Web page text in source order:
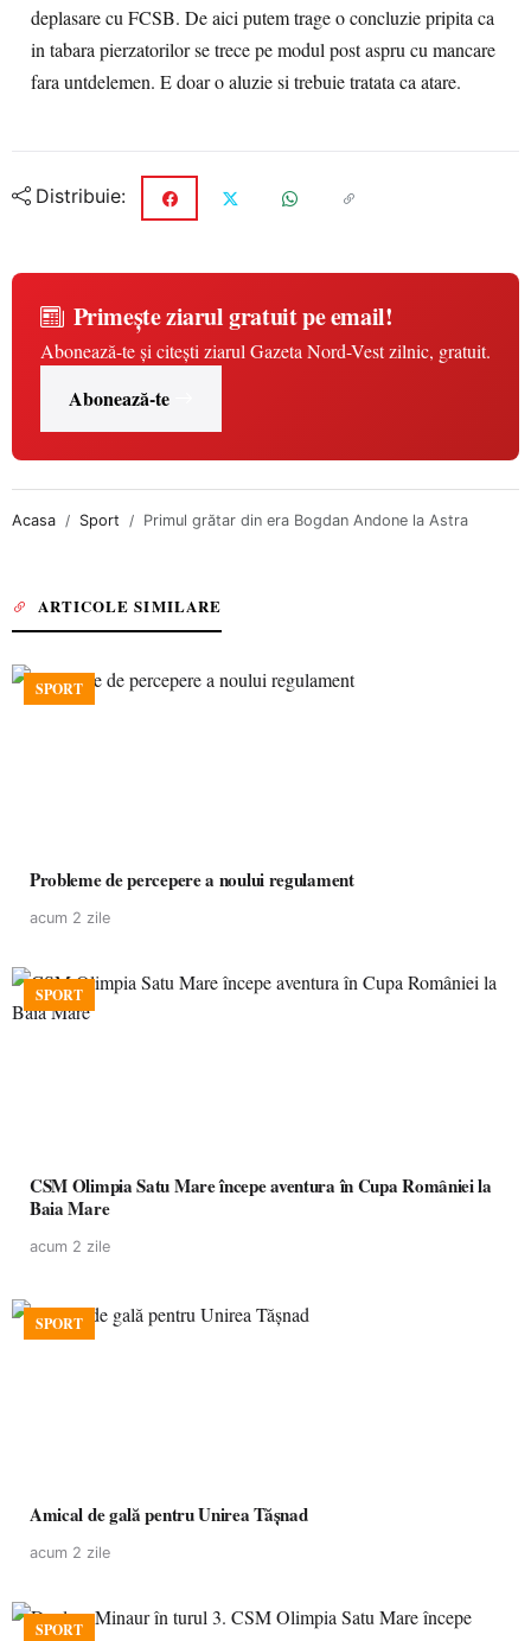
deplasare cu FCSB. De aici putem trage o concluzie pripita ca
in tabara pierzatorilor se trece pe modul post aspru cu mancare
fara untdelemen. E doar o aluzie si trebuie tratata ca atare.
Distribuie:
Primește ziarul gratuit pe email!
Abonează-te și citești ziarul Gazeta Nord-Vest zilnic, gratuit.
Abonează-te
Acasa Sport Primul grătar din era Bogdan Andone la Astra
ARTICOLE SIMILARE
SPORT
Probleme de percepere a noului regulament
acum 2 zile
SPORT
CSM Olimpia Satu Mare începe aventura în Cupa României la
Baia Mare
acum 2 zile
SPORT
Amical de gală pentru Unirea Tășnad
acum 2 zile
SPORT